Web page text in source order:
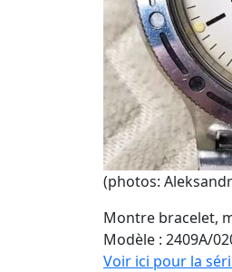
(photos:
Montre bracelet,
Modèle : 2409A/
Voir ici pour la